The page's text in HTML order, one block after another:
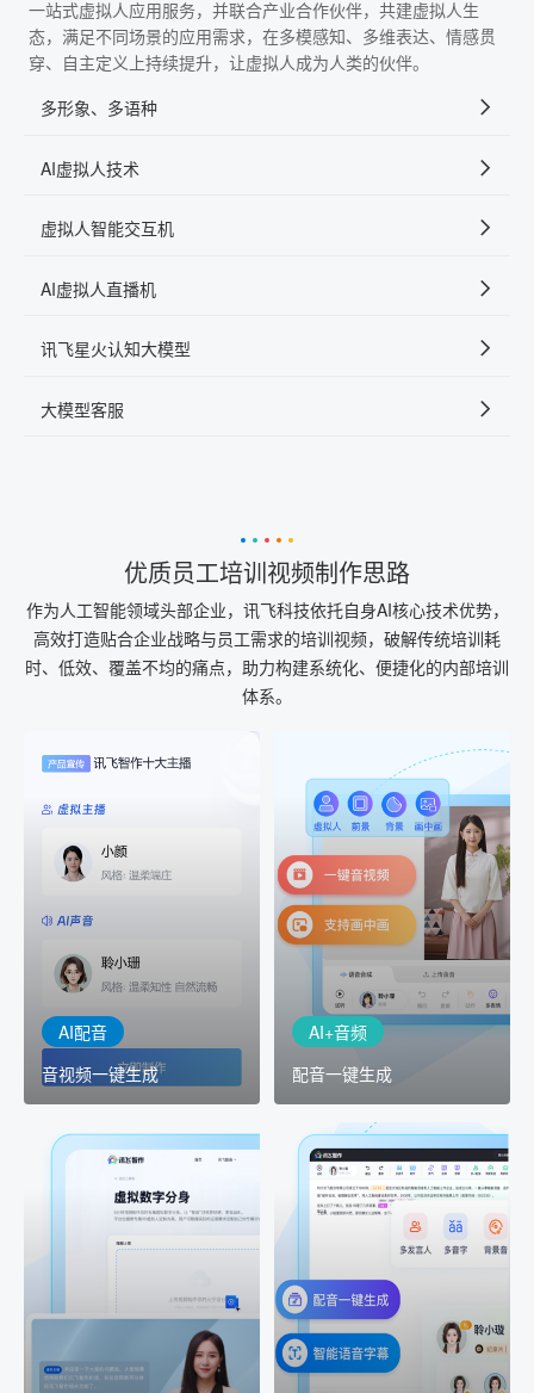
一站式虚拟人应用服务，并联合产业合作伙伴，共建虚拟人生
态，满足不同场景的应用需求，在多模感知、多维表达、情感贯
穿、自主定义上持续提升，让虚拟人成为人类的伙伴。
多形象、多语种
AI虚拟人技术
虚拟人智能交互机
AI虚拟人直播机
讯飞星火认知大模型
大模型客服
优质员工培训视频制作思路
作为人工智能领域头部企业，讯飞科技依托自身AI核心技术优势，
高效打造贴合企业战略与员工需求的培训视频，破解传统培训耗
时、低效、覆盖不均的痛点，助力构建系统化、便捷化的内部培训
体系。
AI配音
音视频一键生成
AI配音
音视频一键生成
室"中输入文本或录音，一
出
AI+音频
配音一键生成
AI+音频
配音一键生成
AI+音频：基于全球领先的
TTS能力打造的AI音频制作
工具，输入文本、选择发
音人即可一键生成专业音
AI+创意
精品声音复刻
AI+创意：AIGC 能力集中
展示窗口，体验 AIGC 给
生活和生产带来的改变
讯飞智作：让每一个内容
创作者高效生产灵活定制